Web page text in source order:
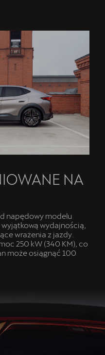
NA
napędowy modelu
wydajnością,
wrażenia z jazdy.
250 kW (340 KM), co
może osiągnąć 100